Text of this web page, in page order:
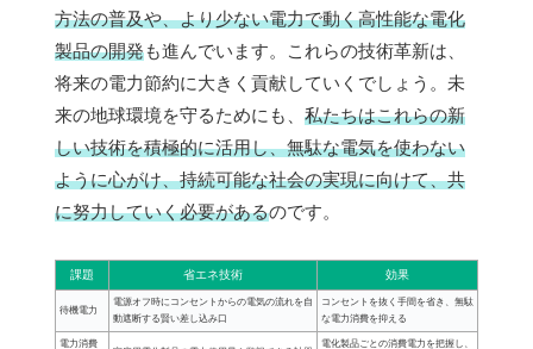
方法の普及や、より少ない電力で動く高性能な電化
製品の開発も進んでいます。これらの技術革新は、
将来の電力節約に大きく貢献していくでしょう。未
来の地球環境を守るためにも、 私たちはこれらの新
しい技術を積極的に活用し、無駄な電気を使わない
ように心がけ、持続可能な社会の実現に向けて、共
に努力していく必要があるのです。
課題 省エネ技術 効果
待機電力
電源オフ時にコンセントからの電気の流れを自
動遮断する賢い差し込み口
コンセントを抜く手間を省き、無駄
な電力消費を抑える
電力消費
電化製品ごとの消費電力を把握し、